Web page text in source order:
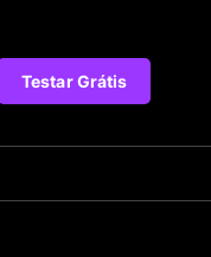
Testar Grátis